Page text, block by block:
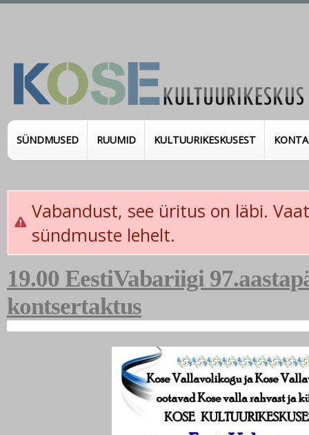
SÜNDMUSED RUUMID KULTUURIKESKUSEST
Vabandust, see üritus on läbi.
sündmuste lehelt.
19.00 EestiVabariigi
kontsertaktus